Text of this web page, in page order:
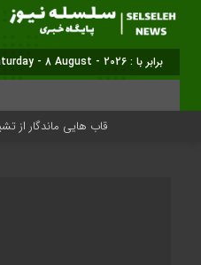
برابر با : Saturday - 8 August - 2026
قاب هایی ماندگار از